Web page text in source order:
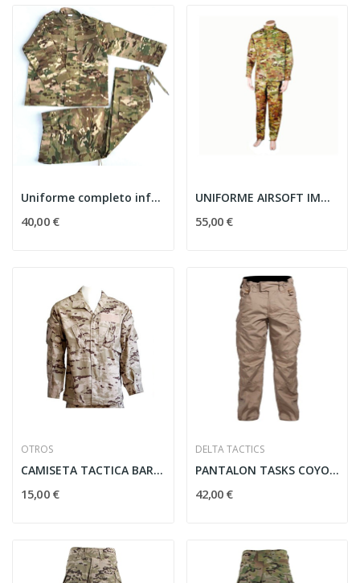
Uniforme completo infantil MC (120 cm)
40,00 €
UNIFORME AIRSOFT IMMORTAL RIPSTOP MULTICAM
55,00 €
OTROS
CAMISETA TACTICA BARBARIC PIX. ARIDO
15,00 €
DELTA TACTICS
PANTALON TASKS COYOTE DELTA TACTICS
42,00 €